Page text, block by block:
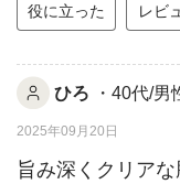
役に立った レビ
ひろ ・40代/男
2025年09月20日
旨み深くクリアな